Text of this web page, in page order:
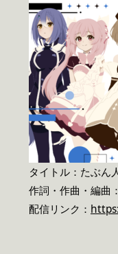
タイトル：たぶん
作詞・作曲・編曲
配信リンク：